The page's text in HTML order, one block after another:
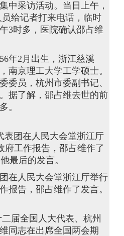
中采访活动。当日上午，
给记者打来电话，临时
3时多，医院确认邵占维
年2月出生，浙江慈溪
南京理工大学工学硕士。
委员，杭州市委副书记、
据了解，邵占维去世的前
。
在人民大会堂浙江厅举行
报告，邵占维作了发言。
届全国人大代表、杭州
同志在出席全国两会期